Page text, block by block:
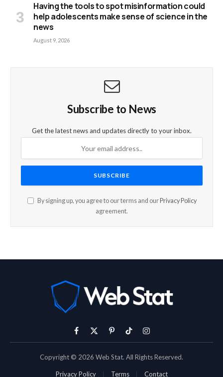
Having the tools to spot misinformation could
help adolescents make sense of science in the
news
August 9, 2026
Subscribe to News
Get the latest news and updates directly to your inbox.
By signing up, you agree to our terms and our Privacy Policy
agreement.
Facebook
X
PinterestTikTokInstagram
Copyright © 2026 Web Stat. All Rights Reserved.
Privacy Policy Terms Contact